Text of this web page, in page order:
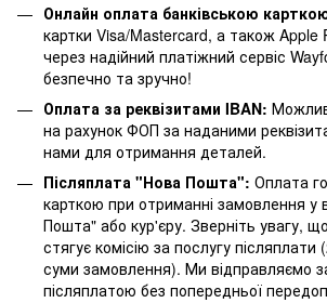
Онлайн оплата банківською
картки Visa/Mastercard, а також Apple
через надійний платіжний сервіс
безпечно та зручно!
Оплата за реквізитами IBAN:
на рахунок ФОП за наданими
нами для отримання деталей.
Післяплата "Нова Пошта": Оплата
карткою при отриманні замовлення у
Пошта" або кур'єру. Зверніть увагу,
стягує комісію за послугу післяплати
суми замовлення). Ми відправляємо
післяплатою без попередньої